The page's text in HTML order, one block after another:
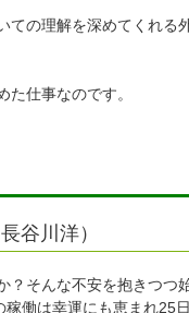
ての理解を深めてくれ
仕事なのです。
長谷川洋）
？そんな不安を抱きつつ
働は幸運にも恵まれ25